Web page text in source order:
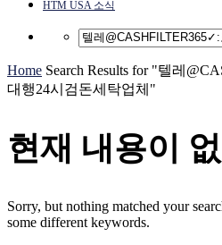
HTM USA 소식
Home Search Results for "텔레
대행24시검돈세탁업체"
현재 내용이
Sorry, but nothing matched your
some different keywords.